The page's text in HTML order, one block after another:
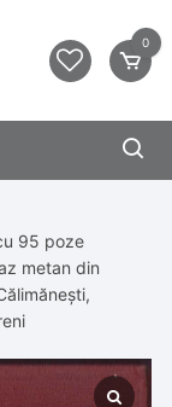
0
95 poze
metan din